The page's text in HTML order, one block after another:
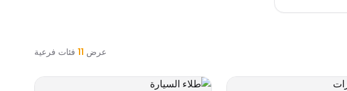
عرض 11 فئات فرعية